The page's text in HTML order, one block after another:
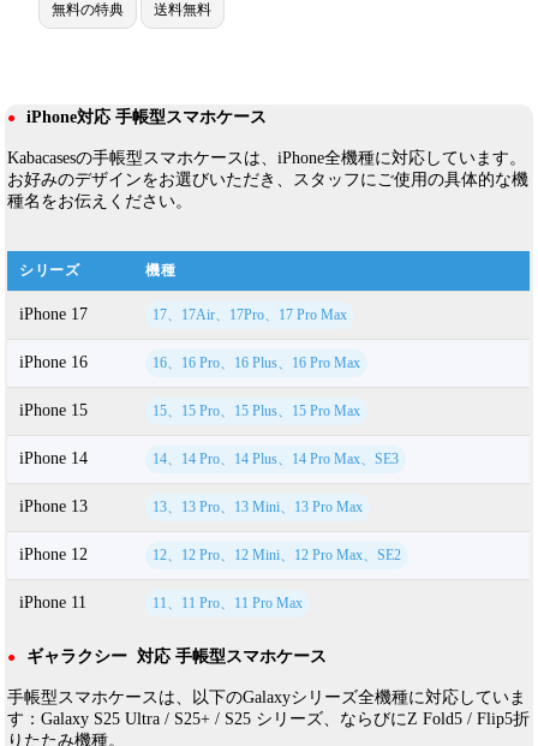
トリーバーチ携帯ケース アイフ
ォーン12。芸能人も愛用する人
無料の特典 送料無料
●iPhone対応 手帳型スマホケース
Kabacasesの手帳型スマホケースは、iPhone全機種に対応しています。
お好みのデザインをお選びいただき、スタッフにご使用の具体的な機
種名をお伝えください。
シリーズ 機種
iPhone 17 17、17Air、17Pro、17 Pro Max
iPhone 16 16、16 Pro、16 Plus、16 Pro Max
iPhone 15 15、15 Pro、15 Plus、15 Pro Max
iPhone 14 14、14 Pro、14 Plus、14 Pro Max、SE3
iPhone 13 13、13 Pro、13 Mini、13 Pro Max
iPhone 12 12、12 Pro、12 Mini、12 Pro Max、SE2
iPhone 11 11、11 Pro、11 Pro Max
● ギャラクシー 対応 手帳型スマホケース
手帳型スマホケースは、以下のGalaxyシリーズ全機種に対応していま
す：Galaxy S25 Ultra / S25+ / S25 シリーズ、ならびにZ Fold5 / Flip5折
りたたみ機種。